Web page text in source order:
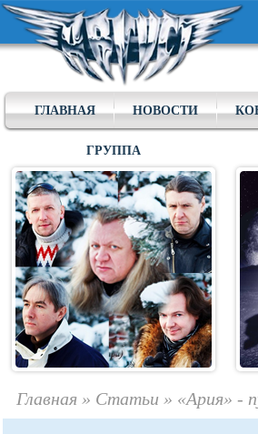
ГЛАВНАЯ НОВОСТИ
ГРУППА
Главная » Статьи » «Ария» -